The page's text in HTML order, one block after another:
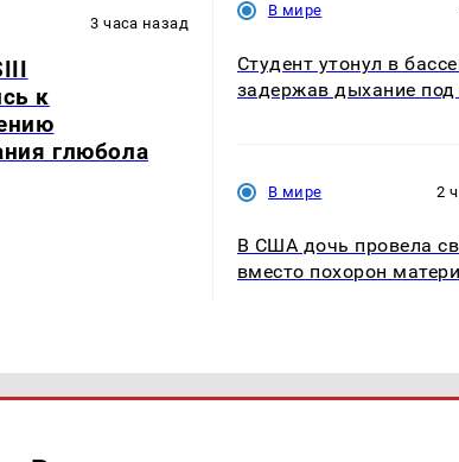
3 часа назад
к
глюбола
В мире
Студент утонул в
задержав дыхание под
В мире 2
В США дочь провела
вместо похорон матери